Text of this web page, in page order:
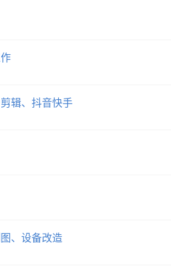
辑、抖音快手
、设备改造